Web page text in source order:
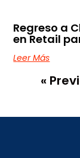
Regreso a
en Retail
Leer Más
«